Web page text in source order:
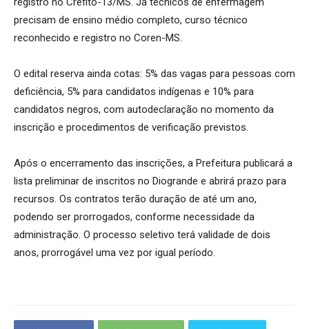
precisam de ensino médio completo, curso técnico
reconhecido e registro no Coren-MS.
O edital reserva ainda cotas: 5% das vagas para pessoas com
deficiência, 5% para candidatos indígenas e 10% para
candidatos negros, com autodeclaração no momento da
inscrição e procedimentos de verificação previstos.
Após o encerramento das inscrições, a Prefeitura publicará a
lista preliminar de inscritos no Diogrande e abrirá prazo para
recursos. Os contratos terão duração de até um ano,
podendo ser prorrogados, conforme necessidade da
administração. O processo seletivo terá validade de dois
anos, prorrogável uma vez por igual período.